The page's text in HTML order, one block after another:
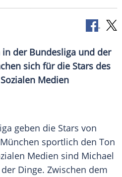
der Bundesliga und der
sich für die Stars des
Medien
geben die Stars von
sportlich den Ton
Medien sind Michael
Dinge. Zwischen dem